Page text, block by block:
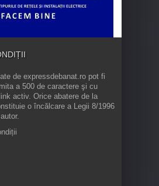
de expressdebanat.ro pot fi
a 500 de caractere şi cu
activ. Orice abatere de la
o încălcare a Legii 8/1996